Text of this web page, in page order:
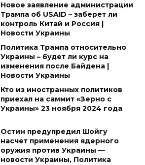
Новое заявление администрации
Трампа об USAID – заберет ли
контроль Китай и Россия |
Новости Украины
Политика Трампа относительно
Украины – будет ли курс на
изменения после Байдена |
Новости Украины
Кто из иностранных политиков
приехал на саммит «Зерно с
Украины» 23 ноября 2024 года
Остин предупредил Шойгу
насчет применения ядерного
оружия против Украины —
новости Украины, Политика